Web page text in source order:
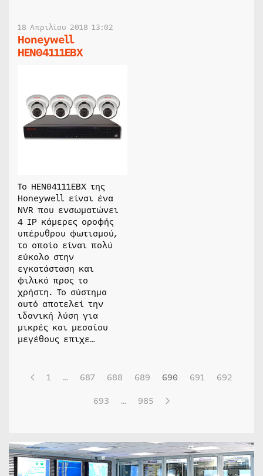
18 Απριλίου 2018 13:02
Honeywell
HEN04111EBX
Το HEN04111EBX της
Honeywell είναι ένα
NVR που ενσωματώνει
4 IP κάμερες οροφής
υπέρυθρου φωτισμού,
το οποίο είναι πολύ
εύκολο στην
εγκατάσταση και
φιλικό προς το
χρήστη. Το σύστημα
αυτό αποτελεί την
ιδανική λύση για
μικρές και μεσαίου
μεγέθους επιχε…
1 … 687 688 689 690 691
692
693
… 985